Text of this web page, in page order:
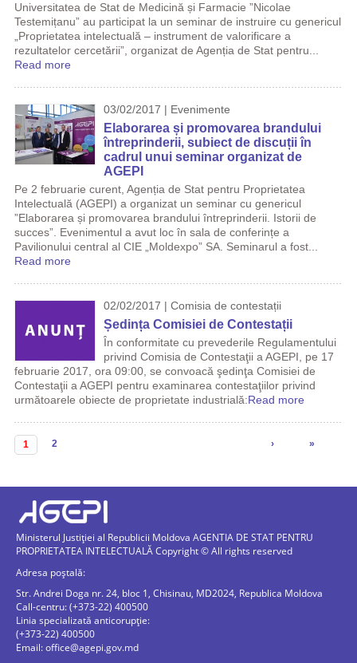
Universitatea de Stat de Medicină și Farmacie ”Nicolae
Testemițanu” au participat la un seminar de instruire cu genericul
„Proprietatea intelectuală – instrument de valorificare a
rezultatelor cercetării”, organizat de Agenția de Stat pentru...
Read more
03/02/2017 | Evenimente
Elaborarea și promovarea brandului
întreprinderii, subiect de discuții în
cadrul unui seminar organizat de
AGEPI
Pe 2 februarie curent, Agenția de Stat pentru Proprietatea
Intelectuală (AGEPI) a organizat un seminar cu genericul
”Elaborarea și promovarea brandului întreprinderii. Istorii de
succes”. Evenimentul a avut loc în sala de conferințe a
Pavilionului central al CIE „Moldexpo” SA. Seminarul a fost...
Read more
02/02/2017 | Comisia de contestații
Ședința Comisiei de Contestații
În conformitate cu prevederile Regulamentului
privind Comisia de Contestaţii a AGEPI, pe 17
februarie 2017, ora 09:00, se convoacă şedinţa Comisiei de
Contestaţii a AGEPI pentru examinarea contestaţiilor privind
următoarele obiecte de proprietate industrială:Read more
Pagini
1 2 › »
Ministerul Justiției al Republicii Moldova AGENTIA DE STAT PENTRU
PROPRIETATEA INTELECTUALĂ Copyright © All rights reserved
Adresa poștală:
Str. Andrei Doga nr. 24, bloc 1, Chisinau, MD2024, Republica Moldova
Call-centru: (+373-22) 400500
Linia specializată anticorupție:
(+373-22) 400500
Email:office@agepi.gov.md